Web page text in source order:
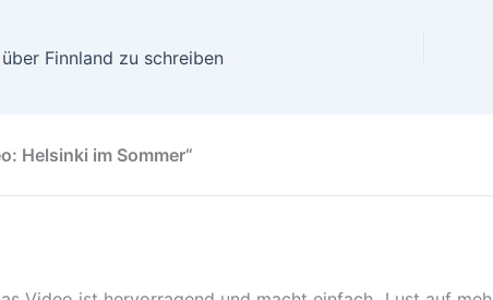
Finnland zu schreiben
Helsinki im Sommer“